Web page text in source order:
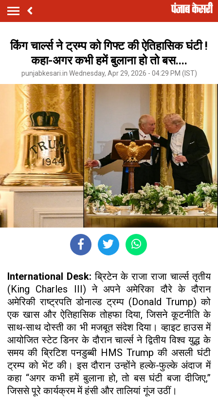
किंग चार्ल्स ने ट्रम्प को गिफ्ट की ऐतिहासिक घंटी !
कहा-अगर कभी हमें बुलाना हो तो बस....
punjabkesari.in Wednesday, Apr 29, 2026 - 04:29 PM (IST)
International Desk: ब्रिटेन के राजा राजा चार्ल्स तृतीय
(King Charles III) ने अपने अमेरिका दौरे के दौरान
अमेरिकी राष्ट्रपति डोनाल्ड ट्रम्प (Donald Trump) को
एक खास और ऐतिहासिक तोहफा दिया, जिसने कूटनीति के
साथ-साथ दोस्ती का भी मजबूत संदेश दिया। व्हाइट हाउस में
आयोजित स्टेट डिनर के दौरान चार्ल्स ने द्वितीय विश्व युद्ध के
समय की ब्रिटिश पनडुब्बी HMS Trump की असली घंटी
ट्रम्प को भेंट की। इस दौरान उन्होंने हल्के-फुल्के अंदाज में
कहा “अगर कभी हमें बुलाना हो, तो बस घंटी बजा दीजिए,”
जिससे पूरे कार्यक्रम में हंसी और तालियां गूंज उठीं।